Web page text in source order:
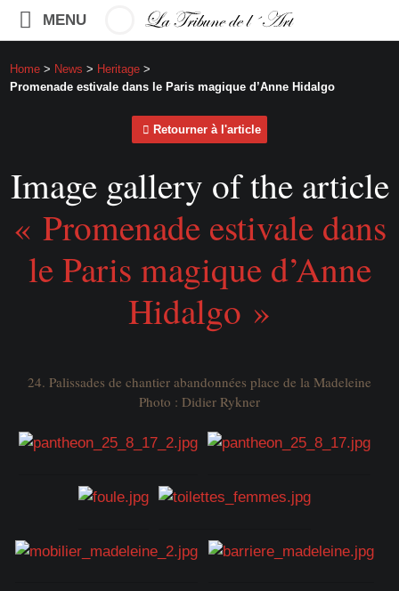
MENU
Home > News > Heritage >
Promenade estivale dans le Paris magique d’Anne Hidalgo
Retourner à l'article
Image gallery of the article
« Promenade estivale dans
le Paris magique d’Anne
Hidalgo »
24. Palissades de chantier abandonnées place de la Madeleine
Photo : Didier Rykner